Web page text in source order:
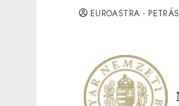
EUROASTRA -